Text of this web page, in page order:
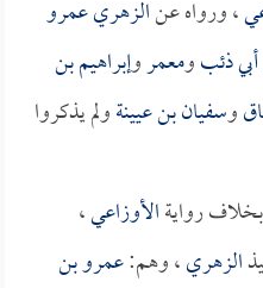
، ورواه عنالزهريعمرو
ذئبومعمروإبراهيم بن
وسفيان بن عيينةولم يذكروا
بخلاف روايةالأوزاعي،
الزهري، وهم:عمرو بن